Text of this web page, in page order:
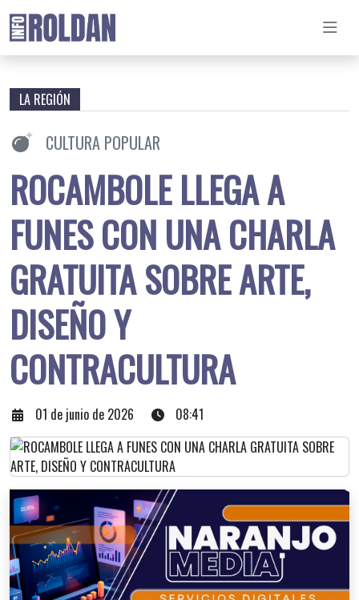
LA REGIÓN
CULTURA POPULAR
ROCAMBOLE LLEGA A
FUNES CON UNA CHARLA
GRATUITA SOBRE ARTE,
DISEÑO Y
CONTRACULTURA
01 de junio de 2026 08:41